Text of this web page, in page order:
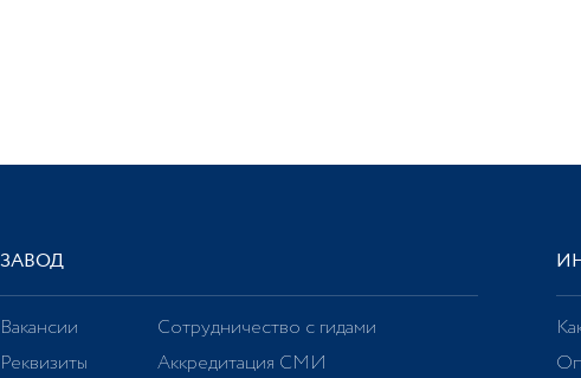
ЗАВОД
Вакансии
Реквизиты
Сотрудничество с гидами
Аккредитация СМИ